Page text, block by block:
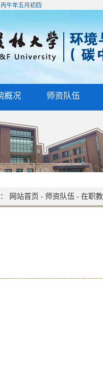
午年五月初四
概况 师资队伍
网站首页 - 师资队伍 - 在职